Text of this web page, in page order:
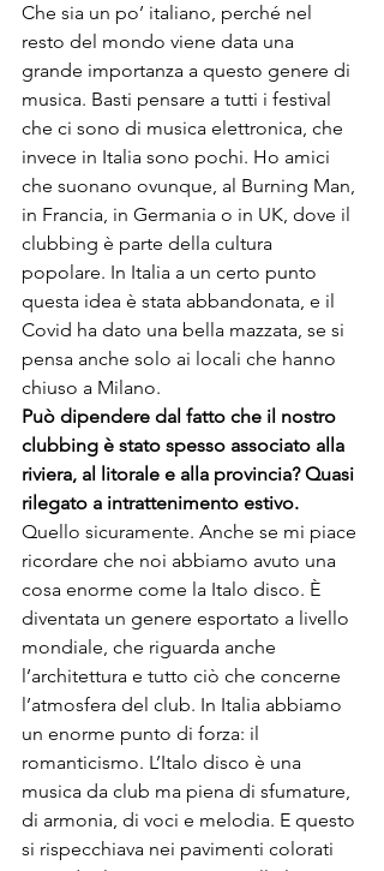
Che sia un po’ italiano, perché nel
resto del mondo viene data una
grande importanza a questo genere di
musica. Basti pensare a tutti i festival
che ci sono di musica elettronica, che
invece in Italia sono pochi. Ho amici
che suonano ovunque, al Burning Man,
in Francia, in Germania o in UK, dove il
clubbing è parte della cultura
popolare. In Italia a un certo punto
questa idea è stata abbandonata, e il
Covid ha dato una bella mazzata, se si
pensa anche solo ai locali che hanno
chiuso a Milano.
Può dipendere dal fatto che il nostro
clubbing è stato spesso associato alla
riviera, al litorale e alla provincia? Quasi
rilegato a intrattenimento estivo.
Quello sicuramente. Anche se mi piace
ricordare che noi abbiamo avuto una
cosa enorme come la Italo disco. È
diventata un genere esportato a livello
mondiale, che riguarda anche
l’architettura e tutto ciò che concerne
l’atmosfera del club. In Italia abbiamo
un enorme punto di forza: il
romanticismo. L’Italo disco è una
musica da club ma piena di sfumature,
di armonia, di voci e melodia. E questo
si rispecchiava nei pavimenti colorati